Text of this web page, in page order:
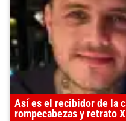
Así es el recibidor de la
rompecabezas y retrato